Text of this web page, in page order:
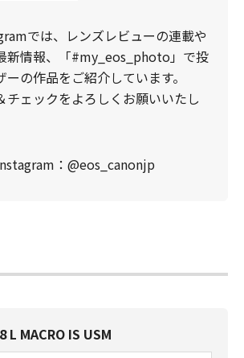
では、レンズレビューの連載や
新情報、「#my_eos_photo」で投
の作品をご紹介しています。
チェックをよろしくお願いいたし
：@eos_canonjp
L MACRO IS USM